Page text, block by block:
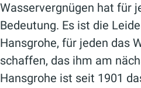
Wasservergnügen hat für
Bedeutung. Es ist die
Hansgrohe, für jeden das
schaffen, das ihm am
Hansgrohe ist seit 1901